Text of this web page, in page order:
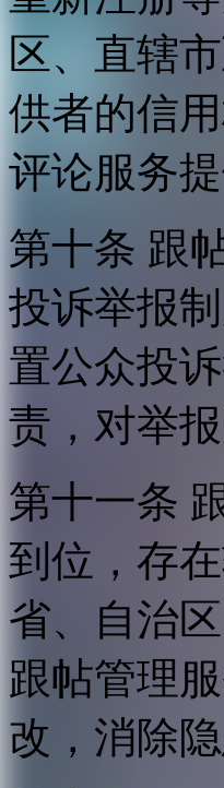
区、直辖
供者的信
评论服务
第十条 跟
投诉举报
置公众投
责，对举
第十一条
到位，存
省、自治
跟帖管理
改，消除隐